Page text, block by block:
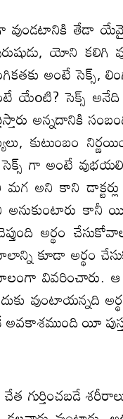
వుండటానికి
యోని కలిగి
అంటే సెక్స్,
యేoటి? సెక్స్
అన్నదానికి
కుటుంబం
గా అంటే
అని కాని డాక్టర్లు
కానీ
అర్థం
కూడా అర్థం
వివరించారు. ఆ
వుంటాయన్నది
అవకాశముంది యీ
చేత గుర్తించబడే